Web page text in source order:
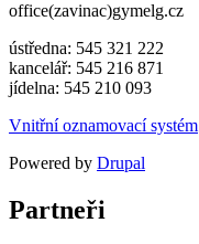
office(zavinac)gymelg.cz
ústředna: 545 321 222
kancelář: 545 216 871
jídelna: 545 210 093
Vnitřní oznamovací systém
Powered by Drupal
Partneři